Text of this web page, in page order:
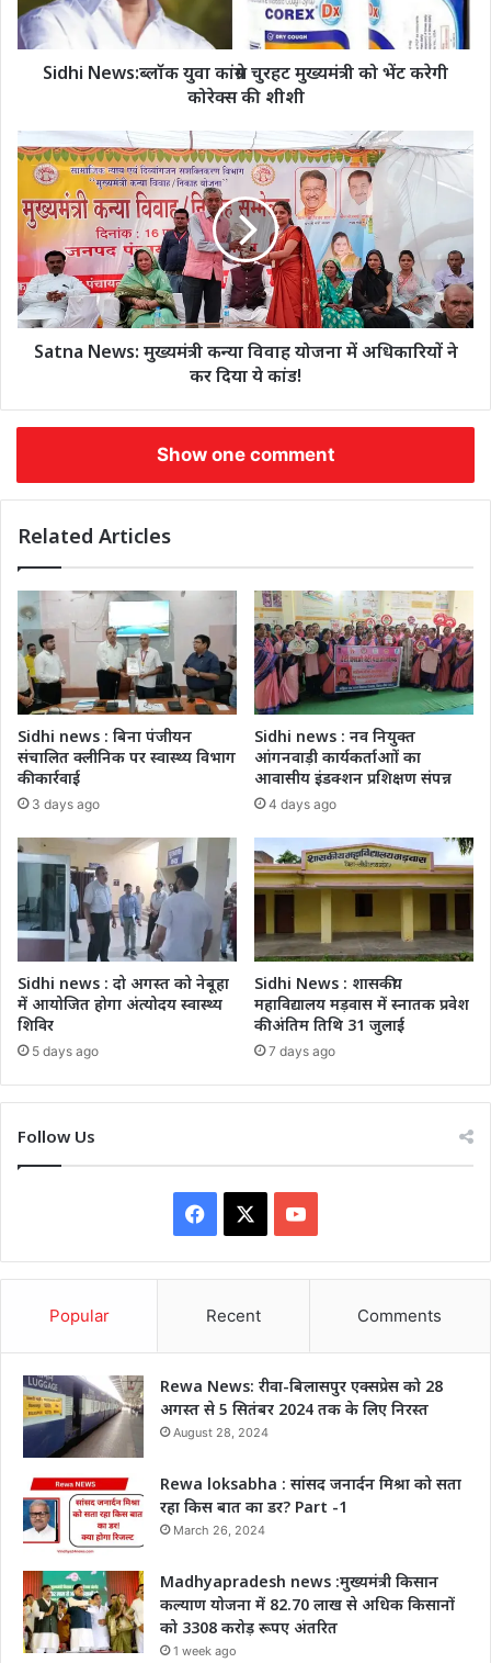
Sidhi News:ब्लॉक युवा कांग्रेस चुरहट मुख्यमंत्री को भेंट करेगी
कोरेक्स की शीशी
Satna News: मुख्यमंत्री कन्या विवाह योजना में अधिकारियों ने
कर दिया ये कांड!
Show one comment
Related Articles
Sidhi news : बिना पंजीयन
संचालित क्लीनिक पर स्वास्थ्य विभाग
की कार्रवाई
3 days ago
Sidhi news : नव नियुक्त
आंगनवाड़ी कार्यकर्ताआों का
आवासीय इंडक्शन प्रशिक्षण संपन्न
4 days ago
Sidhi news : दो अगस्त को नेबूहा
में आयोजित होगा अंत्योदय स्वास्थ्य
शिविर
5 days ago
Sidhi News : शासकीय
महाविद्यालय मड़वास में स्नातक प्रवेश
की अंतिम तिथि 31 जुलाई
7 days ago
Follow Us
Facebook YouTube
Popular Recent Comments
Rewa News: रीवा-बिलासपुर एक्सप्रेस को 28
अगस्त से 5 सितंबर 2024 तक के लिए निरस्त
August 28, 2024
Rewa loksabha : सांसद जनार्दन मिश्रा को सता
रहा किस बात का डर? Part -1
March 26, 2024
Madhyapradesh news :मुख्यमंत्री किसान
कल्याण योजना में 82.70 लाख से अधिक किसानों
को 3308 करोड़ रूपए अंतरित
1 week ago